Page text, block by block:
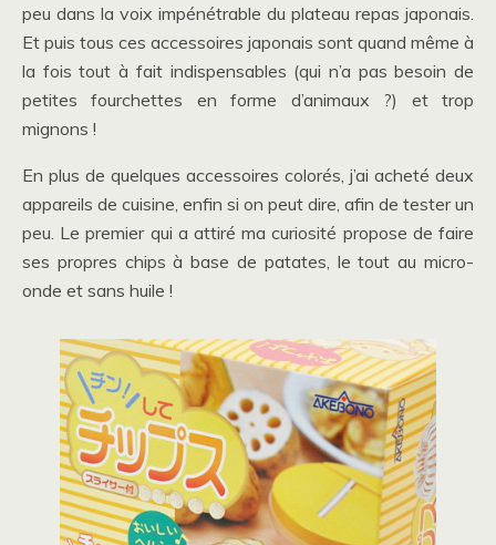
peu dans la voix impénétrable du plateau repas japonais.
Et puis tous ces accessoires japonais sont quand même à
la fois tout à fait indispensables (qui n’a pas besoin de
petites fourchettes en forme d’animaux ?) et trop
mignons !
En plus de quelques accessoires colorés, j’ai acheté deux
appareils de cuisine, enfin si on peut dire, afin de tester un
peu. Le premier qui a attiré ma curiosité propose de faire
ses propres chips à base de patates, le tout au micro-
onde et sans huile !